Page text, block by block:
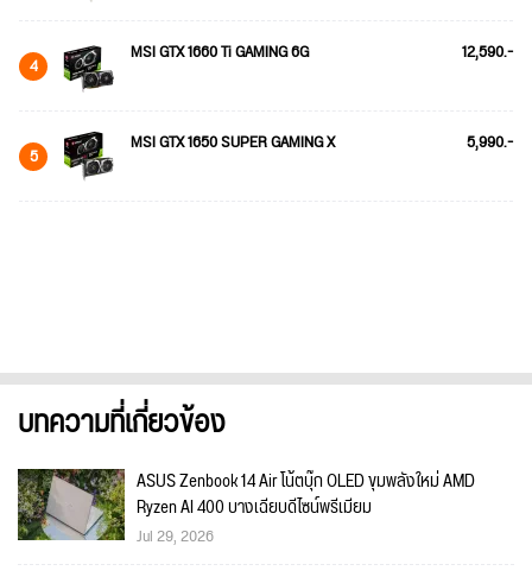
4 MSI GTX 1660 Ti GAMING 6G 12,590.-
5 MSI GTX 1650 SUPER GAMING X 5,990.-
บทความที่เกี่ยวข้อง
ASUS Zenbook 14 Air โน้ตบุ๊ก OLED ขุมพลังใหม่ AMD
Ryzen AI 400 บางเฉียบดีไซน์พรีเมียม
Jul 29, 2026